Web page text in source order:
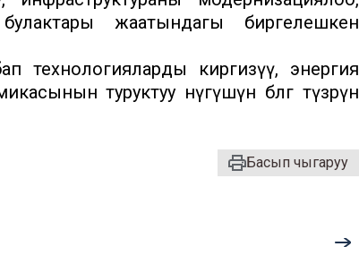
жаатындагы биргелешкен
технологияларды киргизүү, энергия
туруктуу өнүгүшүнө өбөлгө түзөрүнө
Басып чыгаруу